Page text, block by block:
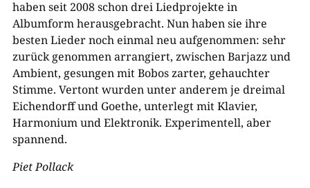
haben seit 2008 schon drei Liedprojekte in
Albumform herausgebracht. Nun haben sie ihre
besten Lieder noch einmal neu aufgenommen: sehr
zurück genommen arrangiert, zwischen Barjazz und
Ambient, gesungen mit Bobos zarter, gehauchter
Stimme. Vertont wurden unter anderem je dreimal
Eichendorff und Goethe, unterlegt mit Klavier,
Harmonium und Elektronik. Experimentell, aber
spannend.
Piet Pollack